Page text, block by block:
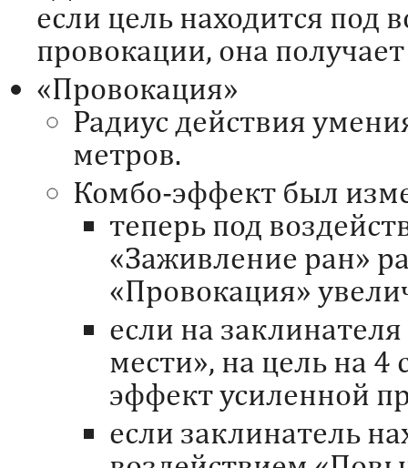
если цель находится под
провокации, она
«Провокация»
Радиус действия
метров.
Комбо-эффект был
теперь под
«Заживление ран»
«Провокация»
если на
мести», на цель на
эффект усиленной
если заклинатель